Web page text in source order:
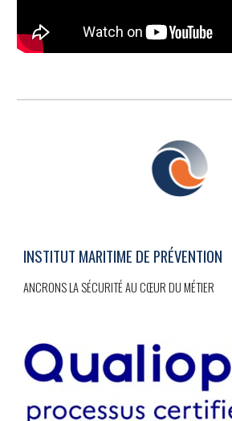
INSTITUT MARITIME DE PRÉVENTION
ANCRONS LA SÉCURITÉ AU CŒUR DU MÉTIER